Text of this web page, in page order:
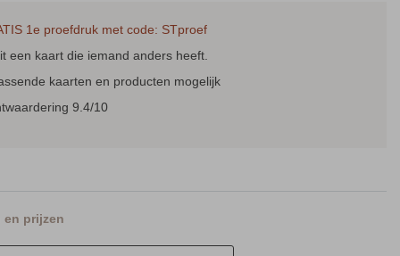
INLAY ENVELOP
1e proefdruk met code: STproef
een kaart die iemand anders heeft.
kaarten en producten mogelijk
9.4/10
en prijzen